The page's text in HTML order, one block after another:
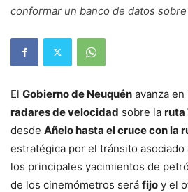
conformar un banco de datos
El Gobierno de Neuquén avanza
radares de velocidad sobre la ruta
desde Añelo hasta el cruce con la
estratégica por el tránsito asociado
los principales yacimientos de
de los cinemómetros será fijo y el